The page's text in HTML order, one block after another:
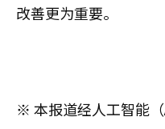
改善更为重要。
※ 本报道经人工智能（